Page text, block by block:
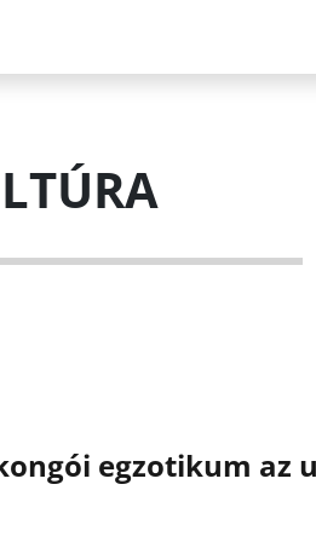
egzotikum az